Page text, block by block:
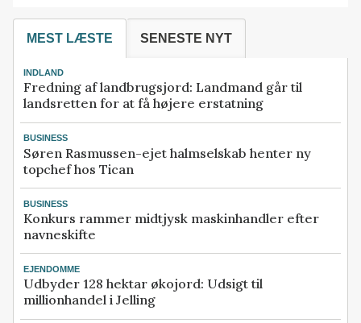
MEST LÆSTE SENESTE NYT
INDLAND
Fredning af landbrugsjord: Landmand går til
landsretten for at få højere erstatning
BUSINESS
Søren Rasmussen-ejet halmselskab henter ny
topchef hos Tican
BUSINESS
Konkurs rammer midtjysk maskinhandler efter
navneskifte
EJENDOMME
Udbyder 128 hektar økojord: Udsigt til
millionhandel i Jelling